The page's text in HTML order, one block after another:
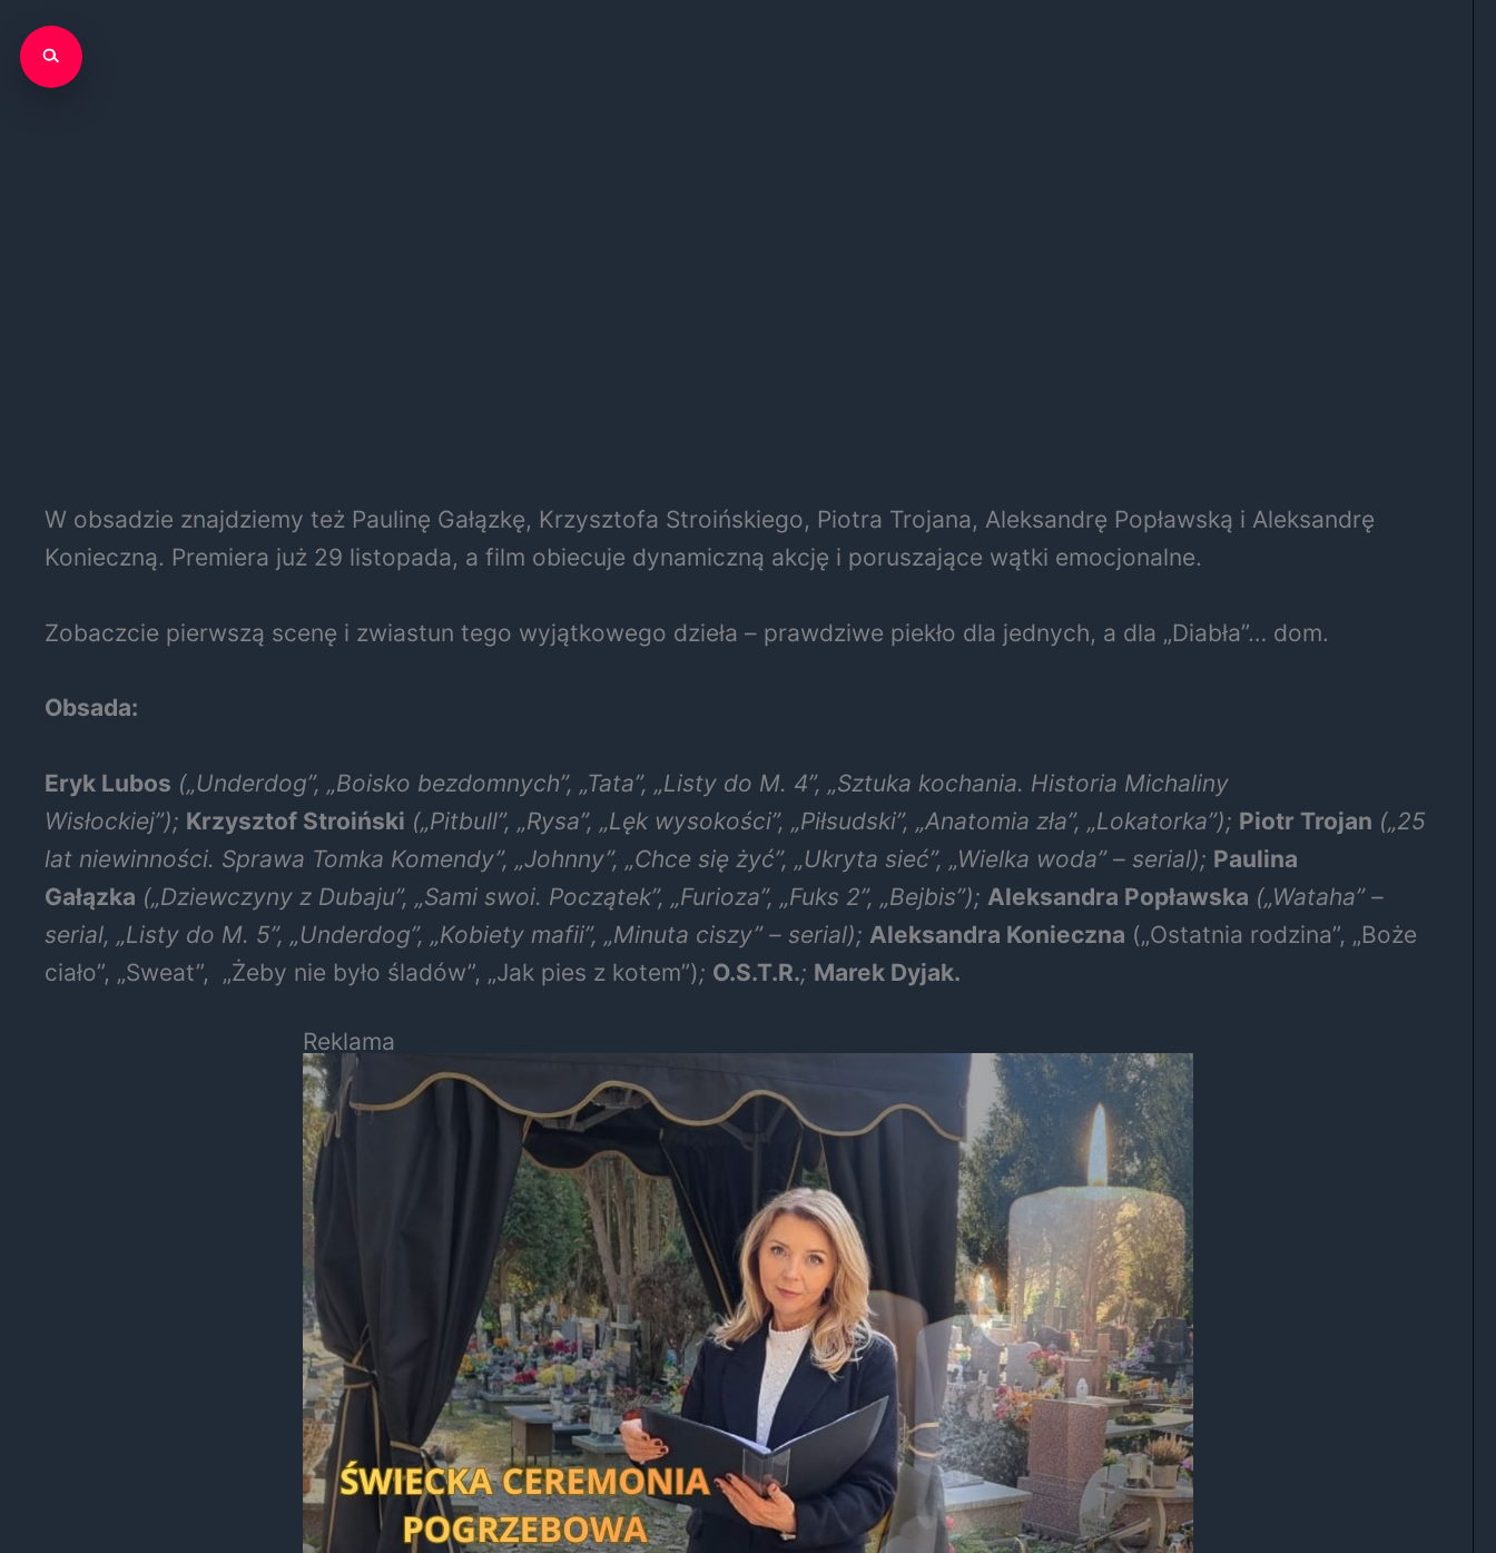
W obsadzie znajdziemy też Paulinę Gałązkę, Krzysztofa Stroińskiego, Piotra Trojana, Aleksandrę Popławską i Aleksandrę
Konieczną. Premiera już 29 listopada, a film obiecuje dynamiczną akcję i poruszające wątki emocjonalne.
Zobaczcie pierwszą scenę i zwiastun tego wyjątkowego dzieła – prawdziwe piekło dla jednych, a dla „Diabła”… dom.
Obsada:
Eryk Lubos („Underdog”, „Boisko bezdomnych”, „Tata”, „Listy do M. 4”, „Sztuka kochania. Historia Michaliny
Wisłockiej”); Krzysztof Stroiński („Pitbull”, „Rysa”, „Lęk wysokości”, „Piłsudski”, „Anatomia zła”, „Lokatorka”); Piotr Trojan („25
lat niewinności. Sprawa Tomka Komendy”, „Johnny”, „Chce się żyć”, „Ukryta sieć”, „Wielka woda” – serial); Paulina
Gałązka („Dziewczyny z Dubaju”, „Sami swoi. Początek”, „Furioza”, „Fuks 2”, „Bejbis”); Aleksandra Popławska („Wataha” –
serial, „Listy do M. 5”, „Underdog”, „Kobiety mafii”, „Minuta ciszy” – serial); Aleksandra Konieczna („Ostatnia rodzina”, „Boże
ciało”, „Sweat”, „Żeby nie było śladów”, „Jak pies z kotem”); O.S.T.R.; Marek Dyjak.
Reklama